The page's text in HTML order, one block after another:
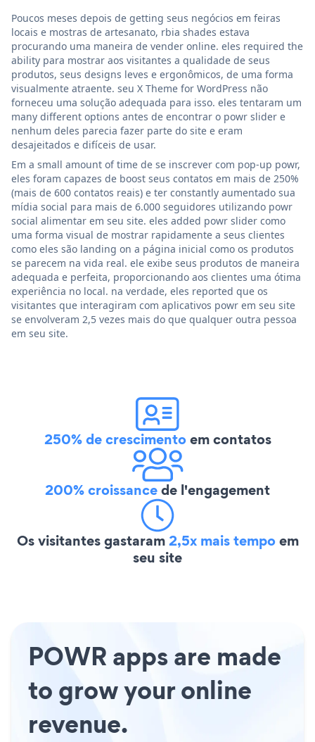
Poucos meses depois de getting seus negócios em feiras
locais e mostras de artesanato, rbia shades estava
procurando uma maneira de vender online. eles required the
ability para mostrar aos visitantes a qualidade de seus
produtos, seus designs leves e ergonômicos, de uma forma
visualmente atraente. seu X Theme for WordPress não
forneceu uma solução adequada para isso. eles tentaram um
many different options antes de encontrar o powr slider e
nenhum deles parecia fazer parte do site e eram
desajeitados e difíceis de usar.
Em a small amount of time de se inscrever com pop-up powr,
eles foram capazes de boost seus contatos em mais de 250%
(mais de 600 contatos reais) e ter constantly aumentado sua
mídia social para mais de 6.000 seguidores utilizando powr
social alimentar em seu site. eles added powr slider como
uma forma visual de mostrar rapidamente a seus clientes
como eles são landing on a página inicial como os produtos
se parecem na vida real. ele exibe seus produtos de maneira
adequada e perfeita, proporcionando aos clientes uma ótima
experiência no local. na verdade, eles reported que os
visitantes que interagiram com aplicativos powr em seu site
se envolveram 2,5 vezes mais do que qualquer outra pessoa
em seu site.
250% de crescimentoem contatos
200% croissancede l'engagement
Os visitantes gastaram2,5x mais tempoem
seu site
POWR apps are made
to grow your online
revenue.